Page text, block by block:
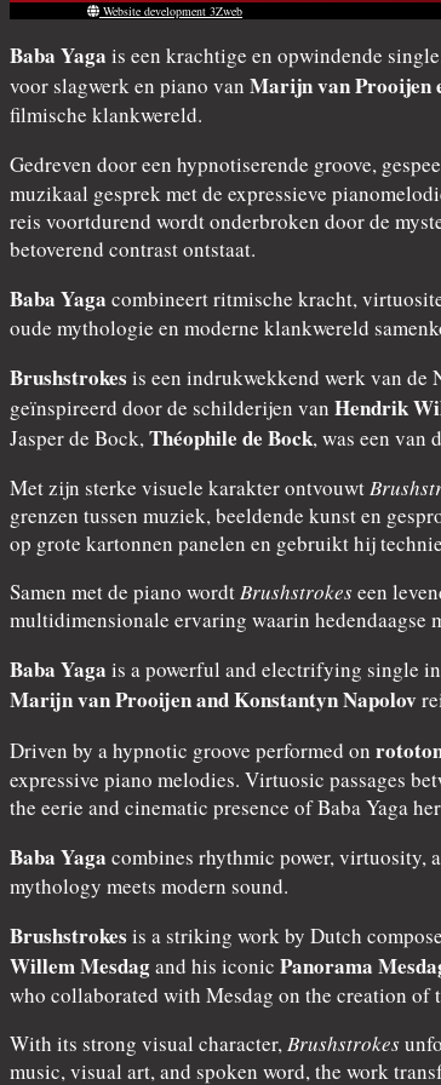
Website development 3Zweb
Baba Yaga is een krachtige en opwindende
voor slagwerk en piano van Marijn van Prooijen
filmische klankwereld.
Gedreven door een hypnotiserende groove,
muzikaal gesprek met de expressieve
reis voortdurend wordt onderbroken door de
betoverend contrast ontstaat.
Baba Yaga combineert ritmische kracht,
oude mythologie en moderne klankwereld
Brushstrokes is een indrukwekkend werk van de
geïnspireerd door de schilderijen van Hendrik
Jasper de Bock,Théophile de Bock, was een van
Met zijn sterke visuele karakter ontvouwt
grenzen tussen muziek, beeldende kunst en
op grote kartonnen panelen en gebruikt hij
Samen met de piano wordtBrushstrokeseen
multidimensionale ervaring waarin hedendaagse
Baba Yaga is a powerful and electrifying single
Marijn van Prooijen and Konstantyn Napolov
Driven by a hypnotic groove performed on
expressive piano melodies. Virtuosic passages
the eerie and cinematic presence of Baba Yaga
Baba Yaga combines rhythmic power, virtuosity,
mythology meets modern sound.
Brushstrokes is a striking work by Dutch
Willem Mesdagand his iconic Panorama
who collaborated with Mesdag on the creation of
With its strong visual character,Brushstrokes
music, visual art, and spoken word, the work